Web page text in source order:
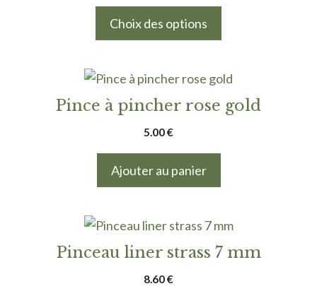
Choix des options
Pince à pincher rose gold
5.00€
Ajouter au panier
Pinceau liner strass 7 mm
8.60€